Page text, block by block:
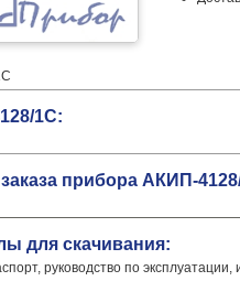
1С:
прибора АКИП-
для скачивания:
руководство по